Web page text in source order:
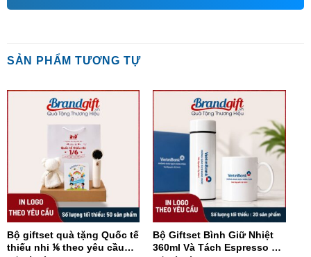
SẢN PHẨM TƯƠNG TỰ
Bộ giftset quà tặng Quốc tế
thiếu nhi ⅙ theo yêu cầu
Bộ Giftset Bình Giữ Nhiệt
360ml Và Tách Espresso Sứ